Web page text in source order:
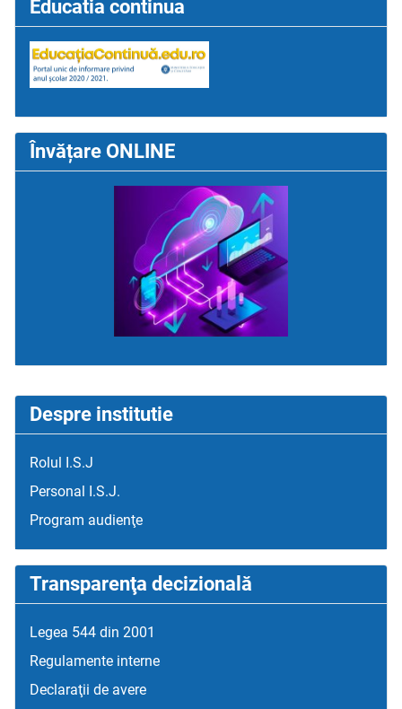
Despre institutie
Rolul I.S.J
Personal I.S.J.
Program audienţe
Transparenţa decizională
Legea 544 din 2001
Regulamente interne
Declaraţii de avere
Educatia continua
Învățare ONLINE